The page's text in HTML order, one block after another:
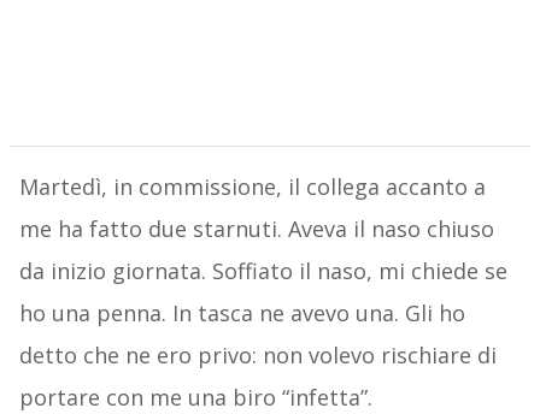
Martedì, in commissione, il collega accanto a
me ha fatto due starnuti. Aveva il naso chiuso
da inizio giornata. Soffiato il naso, mi chiede se
ho una penna. In tasca ne avevo una. Gli ho
detto che ne ero privo: non volevo rischiare di
portare con me una biro “infetta”.